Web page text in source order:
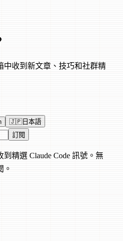
中收到新文章、技巧和社群精
🇯🇵日本語
訂閱
精選 Claude Code 訊號。無
。